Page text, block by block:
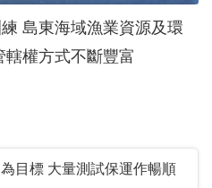
環
管轄權方式不斷豐富
新皇崗口岸以盡快開通為目標 大量測試保運作暢順